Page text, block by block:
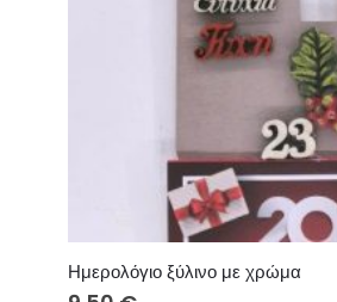
Ημερολόγιο ξύλινο με χρώμα